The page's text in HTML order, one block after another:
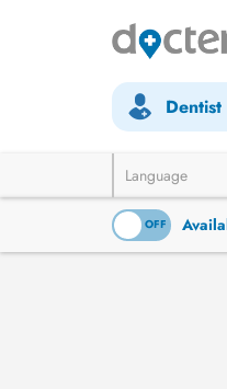
Dentist
Language
OFF